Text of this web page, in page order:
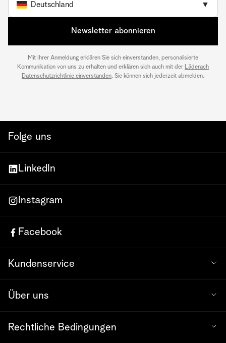
Deutschland ▼
Newsletter abonnieren
Mit Ihrer Anmeldung erklären Sie sich einverstanden, personalisierte
Kommunikation von uns zu erhalten und erklären sich auch mit der Läderach
Datenschutzrichtlinie einverstanden. Sie können sich jederzeit abmelden.
Folge uns
LinkedIn
Instagram
Facebook
Kundenservice
Über uns
Rechtliche Bedingungen